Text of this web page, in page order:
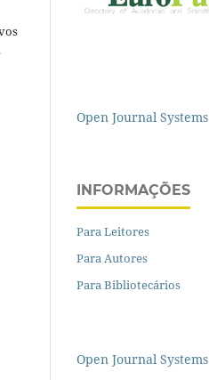
Open Journal Systems
INFORMAÇÕES
Para Leitores
Para Autores
Para Bibliotecários
Open Journal Systems